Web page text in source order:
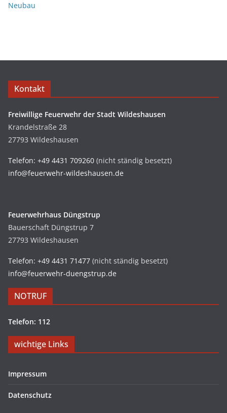
Neubau
Kontakt
Freiwillige Feuerwehr der Stadt Wildeshausen
Krandelstraße 28
27793 Wildeshausen
Telefon: +49 4431 709260 (nicht ständig besetzt)
info@feuerwehr-wildeshausen.de
Feuerwehrhaus Düngstrup
Bauerschaft Düngstrup 7
27793 Wildeshausen
Telefon: +49 4431 71477 (nicht ständig besetzt)
info@feuerwehr-duengstrup.de
NOTRUF
Telefon: 112
wichtige Links
Impressum
Datenschutz